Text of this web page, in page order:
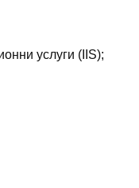
услуги (IIS);